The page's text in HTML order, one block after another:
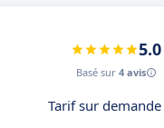
5.0
Basé sur 4 avis
Tarif sur demande